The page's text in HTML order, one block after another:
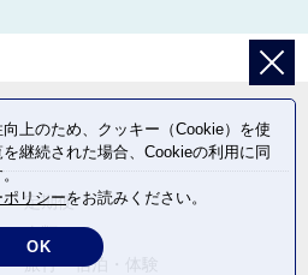
定期便
肉類
旅行・宿泊・体験
上のため、クッキー（Cookie）を使
継続された場合、Cookieの利用に同
リシーをお読みください。
OK